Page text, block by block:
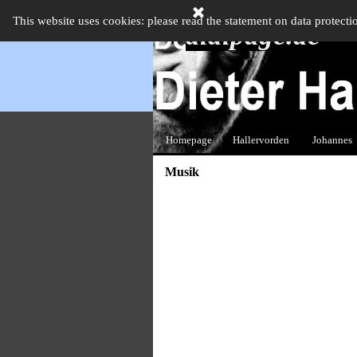
This website uses cookies: please read the statement on data
didipage.de
Homepage Hallervorden ▼
Johannes
Musik